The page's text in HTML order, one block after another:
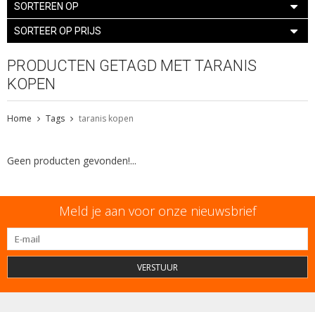
SORTEREN OP
SORTEER OP PRIJS
PRODUCTEN GETAGD MET TARANIS
KOPEN
Home Tags taranis kopen
Geen producten gevonden!...
Meld je aan voor onze nieuwsbrief
VERSTUUR